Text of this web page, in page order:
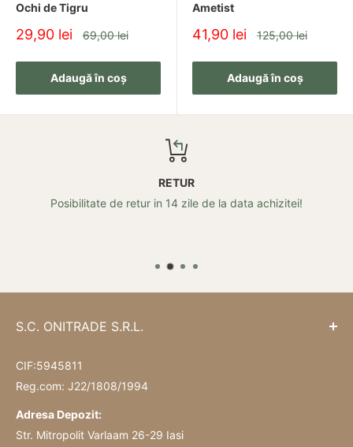
Ochi de Tigru
Pret
redus
29,90 lei Pret
69,00 lei
Adaugă în coș
Ametist
Pret
redus
41,90 lei Pret
125,00 lei
Adaugă în coș
RETUR
Posibilitate de retur in 14 zile de la data achizitei!
S.C. ONITRADE S.R.L.
CIF:5945811
Reg.com: J22/1808/1994
Adresa Depozit:
Str. Mitropolit Varlaam 26-29 Iasi